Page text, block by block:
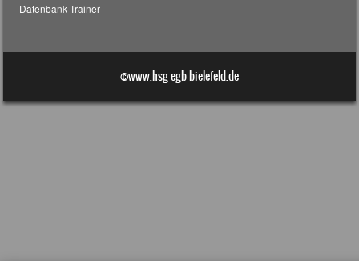
Datenbank Trainer
©www.hsg-egb-bielefeld.de